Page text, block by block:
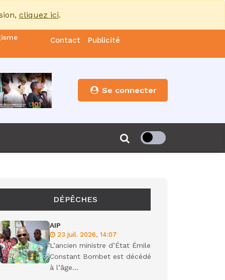
cliquez ici.
Contact Publicité
Se connecter
DÉPÊCHES
AIP
23 juil. 2026, 14:07
L’ancien ministre d’État Émile
Constant Bombet est décédé
à l’âge...